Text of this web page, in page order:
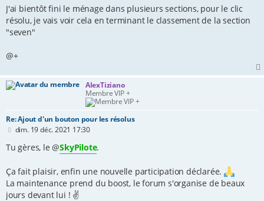
g
e
J'ai bientôt fini le ménage dans plusieurs sections, pour le clic
résolu, je vais voir cela en terminant le classement de la section
"seven"
@+
AlexTiziano
Membre VIP +
Re: Ajout d'un bouton pour les résolus
M
s
s
g
dim. 19 déc. 2021 17:30
Tu gères, le @SkyPilote.
Ça fait plaisir, enfin une nouvelle participation déclarée.
La maintenance prend du boost, le forum s'organise de beaux
jours devant lui ! ✌